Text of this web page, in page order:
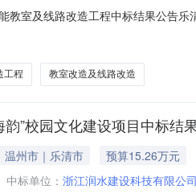
教室及线路改造工程中标结果公告
清市盐盆小学功能教室及线路改造
内，按照招标文件和中标人
工程 教室改造及线路改造
”校园文化建设项目中标结
温州市｜乐清市
预算15.26万元
中标单位： 浙江润水建设科技有限公